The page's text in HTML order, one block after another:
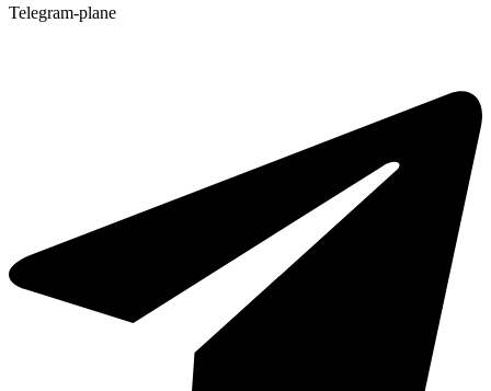
Telegram-plane